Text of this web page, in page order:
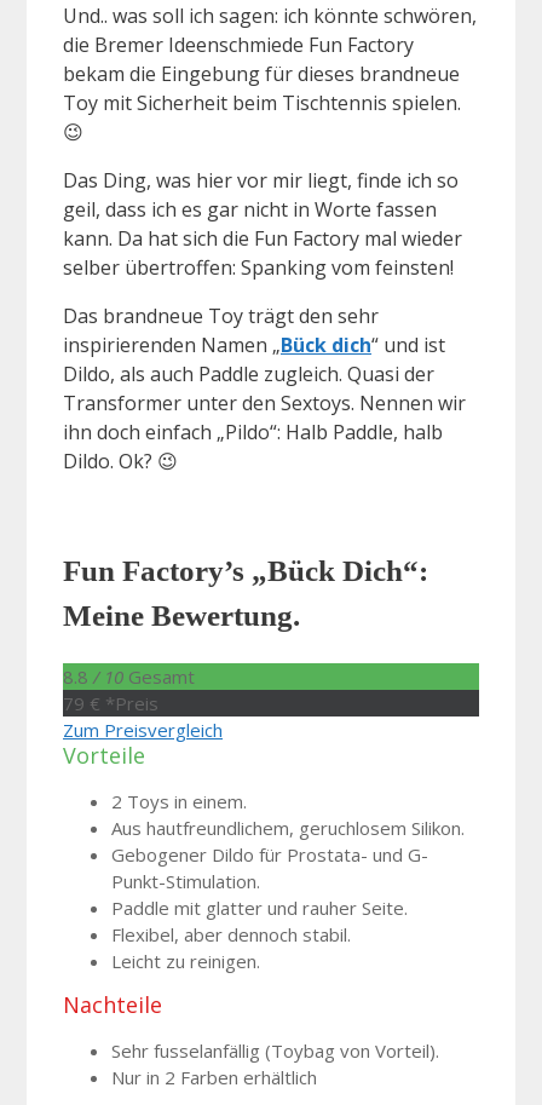
Und.. was soll ich sagen: ich könnte schwören,
die Bremer Ideenschmiede Fun Factory
bekam die Eingebung für dieses brandneue
Toy mit Sicherheit beim Tischtennis spielen.
😉
Das Ding, was hier vor mir liegt, finde ich so
geil, dass ich es gar nicht in Worte fassen
kann. Da hat sich die Fun Factory mal wieder
selber übertroffen: Spanking vom feinsten!
Das brandneue Toy trägt den sehr
inspirierenden Namen „Bück dich“ und ist
Dildo, als auch Paddle zugleich. Quasi der
Transformer unter den Sextoys. Nennen wir
ihn doch einfach „Pildo“: Halb Paddle, halb
Dildo. Ok? 😉
Fun Factory’s „Bück Dich“:
Meine Bewertung.
8.8/ 10 Gesamt
79 € *Preis
Zum Preisvergleich
Vorteile
2 Toys in einem.
Aus hautfreundlichem, geruchlosem Silikon.
Gebogener Dildo für Prostata- und G-
Punkt-Stimulation.
Paddle mit glatter und rauher Seite.
Flexibel, aber dennoch stabil.
Leicht zu reinigen.
Nachteile
Sehr fusselanfällig (Toybag von Vorteil).
Nur in 2 Farben erhältlich